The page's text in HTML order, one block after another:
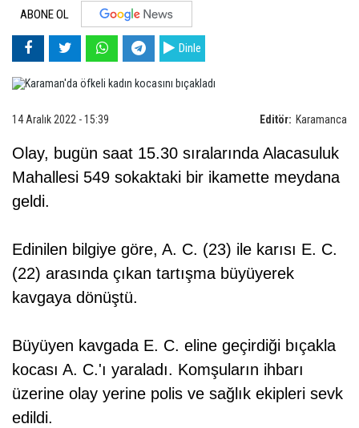
ABONE OL
Dinle
Editör: Karamanca
14 Aralık 2022 - 15:39
Olay, bugün saat 15.30 sıralarında Alacasuluk
Mahallesi 549 sokaktaki bir ikamette meydana
geldi.
Edinilen bilgiye göre, A. C. (23) ile karısı E. C.
(22) arasında çıkan tartışma büyüyerek
kavgaya dönüştü.
Büyüyen kavgada E. C. eline geçirdiği bıçakla
kocası A. C.'ı yaraladı. Komşuların ihbarı
üzerine olay yerine polis ve sağlık ekipleri sevk
edildi.